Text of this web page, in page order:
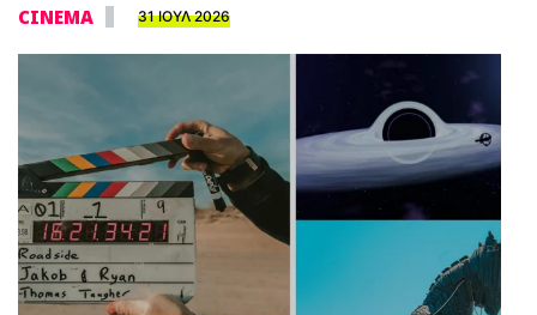
CINEMA 31 ΙΟΥΛ 2026